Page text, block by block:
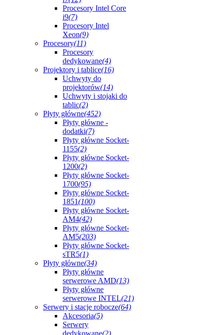
Procesory Intel Core
i9(7)
Procesory Intel
Xeon(9)
Procesory(11)
Procesory
dedykowane(4)
Projektory i tablice(16)
Uchwyty do
projektorów(14)
Uchwyty i stojaki do
tablic(2)
Płyty główne(452)
Płyty główne -
dodatki(7)
Płyty główne Socket-
1155(2)
Płyty główne Socket-
1200(2)
Płyty główne Socket-
1700(95)
Płyty główne Socket-
1851(100)
Płyty główne Socket-
AM4(42)
Płyty główne Socket-
AM5(203)
Płyty główne Socket-
sTR5(1)
Płyty główne(34)
Płyty główne
serwerowe AMD(13)
Płyty główne
serwerowe INTEL(21)
Serwery i stacje robocze(64)
Akcesoria(5)
Serwery
dedykowane(2)